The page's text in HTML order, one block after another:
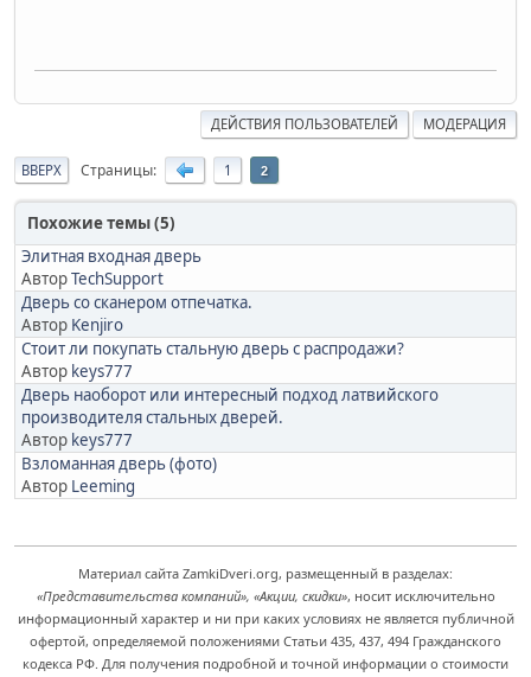
ДЕЙСТВИЯ ПОЛЬЗОВАТЕЛЕЙ МОДЕРАЦИЯ
ВВЕРХ Страницы 1 2
Похожие темы (5)
Элитная входная дверь
АвторTechSupport
Дверь со сканером отпечатка.
Автор Kenjiro
Стоит ли покупать стальную дверь с распродажи?
Автор keys777
Дверь наоборот или интересный подход латвийского
производителя стальных дверей.
Автор keys777
Взломанная дверь (фото)
Автор Leeming
Материал сайта ZamkiDveri.org, размещенный в разделах:
«Представительства компаний», «Акции, скидки», носит исключительно
информационный характер и ни при каких условиях не является публичной
офертой, определяемой положениями Статьи 435, 437, 494 Гражданского
кодекса РФ. Для получения подробной и точной информации о стоимости